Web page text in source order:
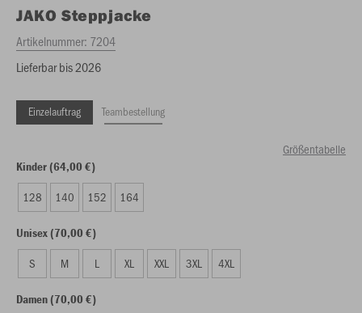
JAKO Steppjacke
Artikelnummer: 7204
Lieferbar bis 2026
Einzelauftrag Teambestellung
Größentabelle
Kinder (64,00 €)
128 140 152 164
Unisex (70,00 €)
S M L XL XXL 3XL 4XL
Damen (70,00 €)